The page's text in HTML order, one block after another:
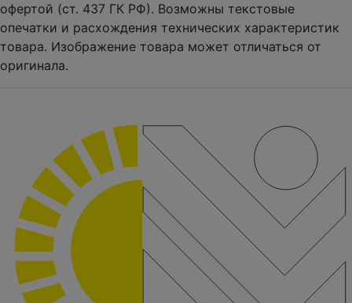
офертой (ст. 437 ГК РФ). Возможны текстовые
опечатки и расхождения технических характеристик
товара. Изображение товара может отличаться от
оригинала.